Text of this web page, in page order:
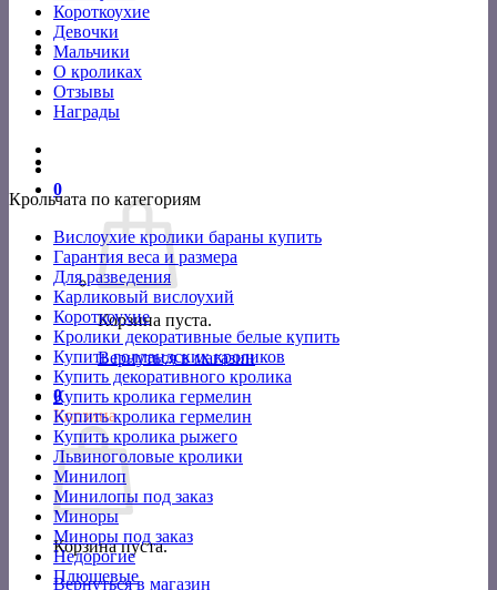
Короткоухие
Девочки
Мальчики
О кроликах
Отзывы
Награды
0
Корзина пуста.
Вернуться в магазин
0
Корзина
Корзина пуста.
Вернуться в магазин
Крольчата по категориям
Вислоухие кролики бараны купить
Гарантия веса и размера
Для разведения
Карликовый вислоухий
Короткоухие
Кролики декоративные белые купить
Купить голландских кроликов
Купить декоративного кролика
Купить кролика гермелин
Купить кролика гермелин
Купить кролика рыжего
Львиноголовые кролики
Минилоп
Минилопы под заказ
Миноры
Миноры под заказ
Недорогие
Плюшевые